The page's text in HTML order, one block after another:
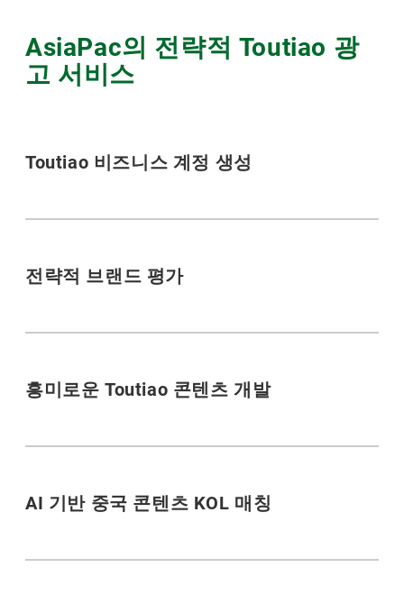
AsiaPac의 전략적 Toutiao 광
고 서비스
Toutiao 비즈니스 계정 생성
전략적 브랜드 평가
흥미로운 Toutiao 콘텐츠 개발
AI 기반 중국 콘텐츠 KOL 매칭